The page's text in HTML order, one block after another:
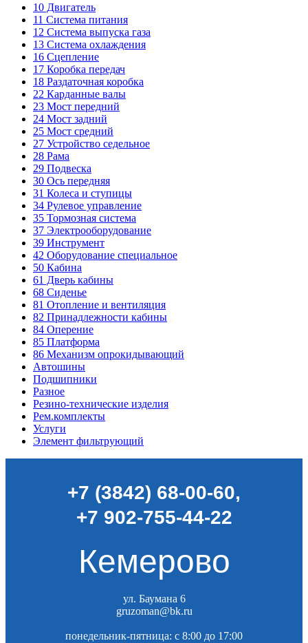
10 Двигатель
11 Система питания
12 Система выпуска газа
13 Система охлаждения
16 Сцепление
17 Коробка передач
18 Раздаточная коробка
22 Карданные валы
23 Мост передний
24 Мост задний
25 Мост средний
27 Устройство седельное
28 Рама
29 Подвеска
30 Ось передняя
31 Колеса и ступицы
34 Рулевое управление
35 Тормозная система
37 Электрооборудование
39 Инструмент
42 Оборудование специальное
50 Кабина
61 Дверь кабины
68 Сиденье
81 Отопление и вентиляция
82 Принадлежности кабины
84 Оперение
85 Платформа
86 Механизм опрокидывающий
Автошины
Подшипники
Разное
Резино-технические изделия
Рем.комплекты
Услуги
Элемент фильтрующий
+7 (3842) 68-00-60,
+7 902-755-44-22
Кемерово
ул. Баумана 6
gruzoman@bk.ru
понедельник-пятница: c 8:00 до 17:00